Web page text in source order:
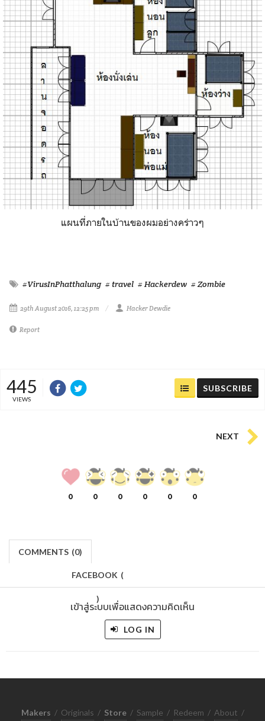
แผนที่ภายในบ้านของผมอย่างคร่าวๆ
#VirusInPhatthalung # travel # Hackerdew # Zombie
29th August 2016, 12:25 pm Hacker Dewdie
Report
445
VIEWS
SUBSCRIBE
NEXT
0 0 0 0 0 0
COMMENTS (0)
FACEBOOK (
)
เข้าสู่ระบบเพื่อแสดงความคิดเห็น
LOG IN
Makers / Originals / Store / Sample / Redeem / About /